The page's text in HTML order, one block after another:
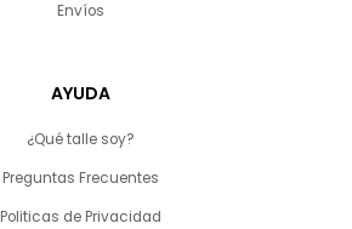
Envíos
AYUDA
¿Qué talle soy?
Preguntas Frecuentes
Politicas de Privacidad